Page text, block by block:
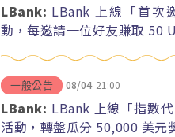
LBank: LBank 上線「首次
動，每邀請一位好友賺取 50
一般公告 08/04 21:00
LBank: LBank 上線「指數
活動，轉盤瓜分 50,000 美元